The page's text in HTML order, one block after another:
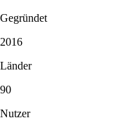
Gegründet
2016
Länder
90
Nutzer